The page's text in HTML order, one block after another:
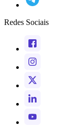
Redes Sociais